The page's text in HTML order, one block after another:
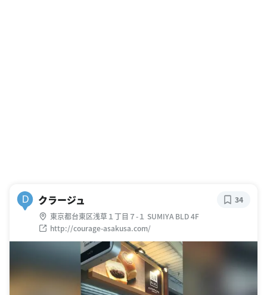
D クラージュ
東京都台東区浅草１丁目７-１ SUMIYA BLD 4F
http://courage-asakusa.com/
34